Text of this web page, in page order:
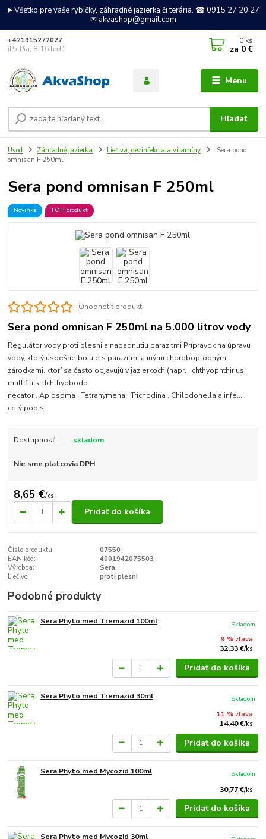
►Všetko pre vaše rybičky, záhradné jazierka či terária. ☎ 0915 27 20 27
✉ akvashop@gmail.com
Menu
Hľadať
+421915272027
(Po-Pia, 8-16 hod.)
0 ks
za 0 €
Úvod Záhradné jazierka Liečivá, dezinfekcia a vitamíny
Sera pond
omnisan F 250ml
Sera pond omnisan F 250ml
Novinka TOP produkt
Ohodnotiť produkt
Sera pond omnisan F 250ml na 5.000 litrov vody
Regulátor vody proti plesni a napadnutiu parazitmi Prípravok na úpravu
vody, ktorý úspešne bojuje s parazitmi a inými choroboplodnými
zárodkami, ktorí sa často objavujú v jazierkoch (napr. Ichthyophthirius
multifiliis , Ichthyobodo
necator , Apiosoma , Tetrahymena , Trichodina , Chilodonella a infe...
celý popis
Dostupnosť skladom
Nie sme platcovia DPH
8,65 €/ks
Pridať do košíka
Číslo produktu:
07550
EAN kód:
4001942075503
Výrobca:
Sera
Liečivo:
proti plesni
Podobné produkty
Sera Phyto med Tremazid 100ml
9 % zľava
32,33 €/ks
Skladom
Pridať do košíka
Sera Phyto med Tremazid 30ml
11 % zľava
14,40 €/ks
Skladom
Pridať do košíka
Sera Phyto med Mycozid 100ml
30,77 €/ks
Skladom
Pridať do košíka
Sera Phyto med Mycozid 30ml